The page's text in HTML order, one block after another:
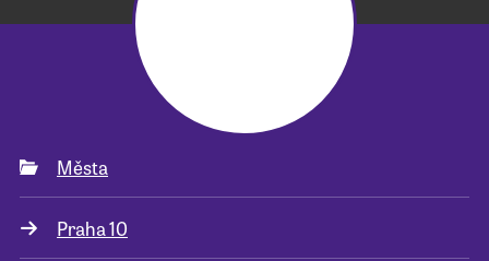
Města
Praha 10